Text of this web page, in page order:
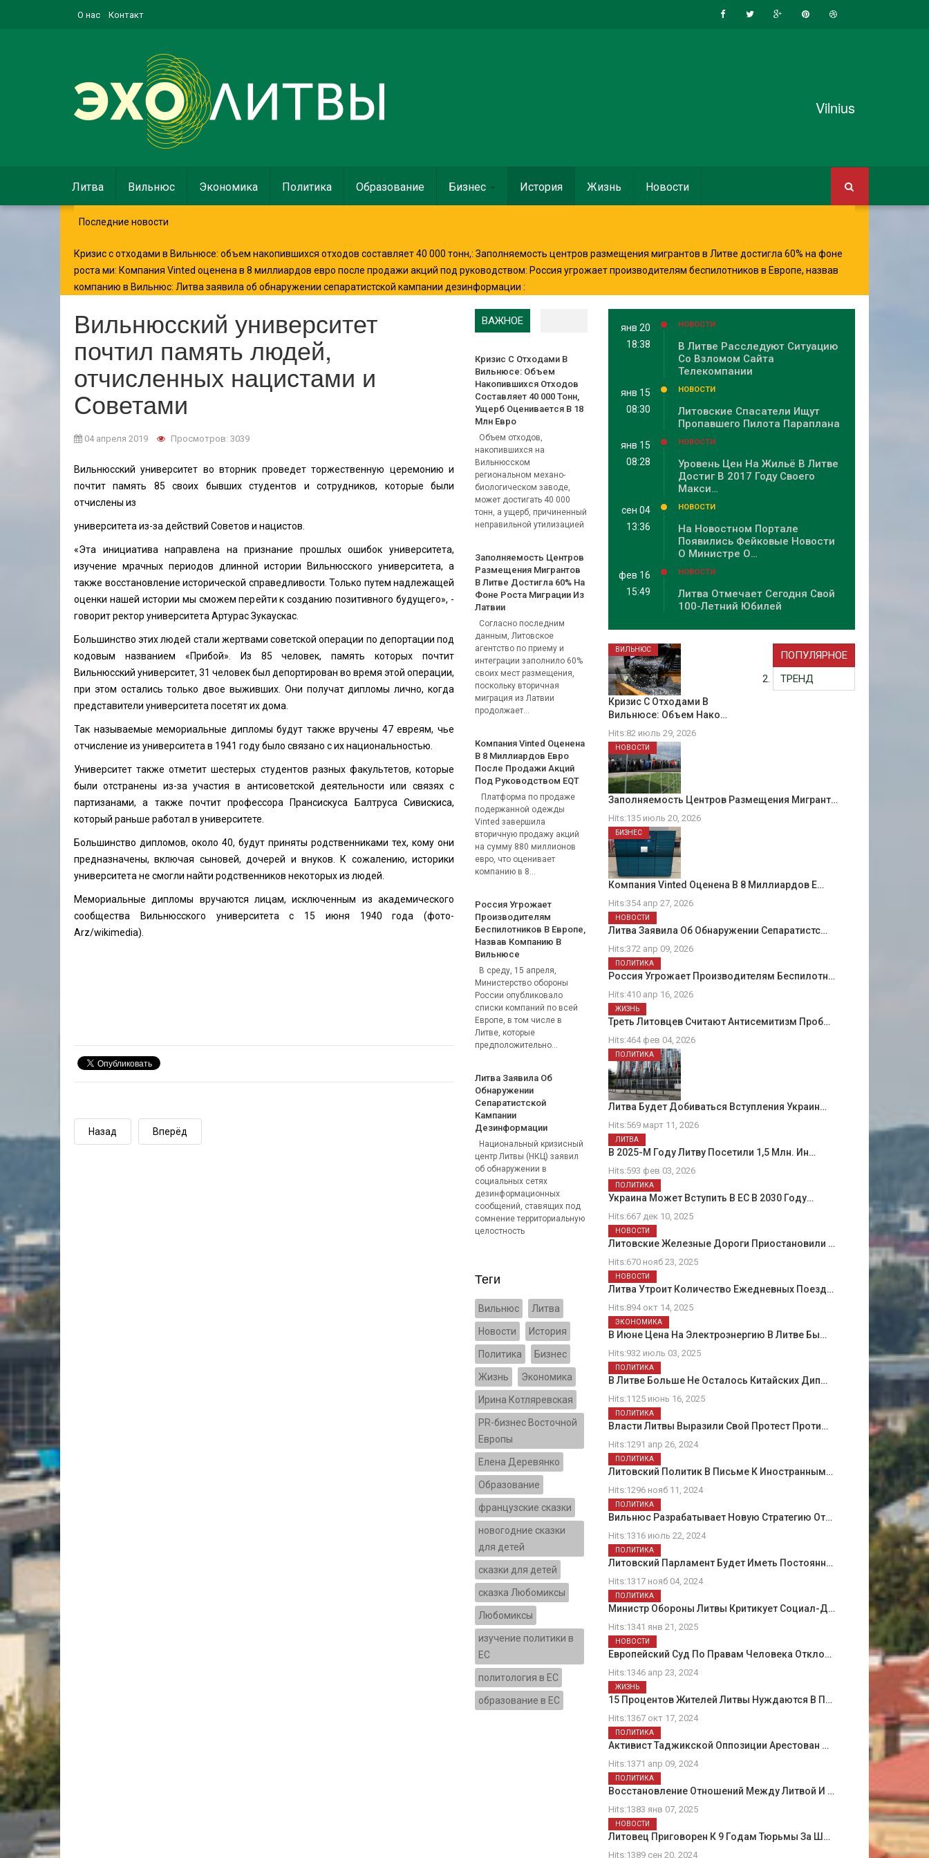
О нас Контакт
Vilnius
Литва Вильнюс Экономика Политика Образование Бизнес История Жизнь Новости
Последние новости
Кризис с отходами в Вильнюсе: объем накопившихся отходов составляет 40 000 тонн,: Заполняемость центров размещения мигрантов в Литве достигла 60% на фоне
роста ми: Компания Vinted оценена в 8 миллиардов евро после продажи акций под руководством: Россия угрожает производителям беспилотников в Европе, назвав
компанию в Вильнюс: Литва заявила об обнаружении сепаратистской кампании дезинформации :
Вильнюсский университет
почтил память людей,
отчисленных нацистами и
Советами
04 апреля 2019 Просмотров: 3039
Вильнюсский университет во вторник проведет торжественную церемонию и
почтит память 85 своих бывших студентов и сотрудников, которые были
отчислены из
университета из-за действий Советов и нацистов.
«Эта инициатива направлена на признание прошлых ошибок университета,
изучение мрачных периодов длинной истории Вильнюсского университета, а
также восстановление исторической справедливости. Только путем надлежащей
оценки нашей истории мы сможем перейти к созданию позитивного будущего», -
говорит ректор университета Артурас Зукаускас.
Большинство этих людей стали жертвами советской операции по депортации под
кодовым названием «Прибой». Из 85 человек, память которых почтит
Вильнюсский университет, 31 человек был депортирован во время этой операции,
при этом остались только двое выживших. Они получат дипломы лично, когда
представители университета посетят их дома.
Так называемые мемориальные дипломы будут также вручены 47 евреям, чье
отчисление из университета в 1941 году было связано с их национальностью.
Университет также отметит шестерых студентов разных факультетов, которые
были отстранены из-за участия в антисоветской деятельности или связях с
партизанами, а также почтит профессора Прансискуса Балтруса Сивискиса,
который раньше работал в университете.
Большинство дипломов, около 40, будут приняты родственниками тех, кому они
предназначены, включая сыновей, дочерей и внуков. К сожалению, историки
университета не смогли найти родственников некоторых из людей.
Мемориальные дипломы вручаются лицам, исключенным из академического
сообщества Вильнюсского университета с 15 июня 1940 года (фото-
Arz/wikimedia).
Назад Вперёд
ВАЖНОЕ
Кризис С Отходами В
Вильнюсе: Объем
Накопившихся Отходов
Составляет 40 000 Тонн,
Ущерб Оценивается В 18
Млн Евро
Объем отходов,
накопившихся на
Вильнюсском
региональном механо-
биологическом заводе,
может достигать 40 000
тонн, а ущерб, причиненный
неправильной утилизацией
Заполняемость Центров
Размещения Мигрантов
В Литве Достигла 60% На
Фоне Роста Миграции Из
Латвии
Согласно последним
данным, Литовское
агентство по приему и
интеграции заполнило 60%
своих мест размещения,
поскольку вторичная
миграция из Латвии
продолжает...
Компания Vinted Оценена
В 8 Миллиардов Евро
После Продажи Акций
Под Руководством EQT
Платформа по продаже
подержанной одежды
Vinted завершила
вторичную продажу акций
на сумму 880 миллионов
евро, что оценивает
компанию в 8...
Россия Угрожает
Производителям
Беспилотников В Европе,
Назвав Компанию В
Вильнюсе
В среду, 15 апреля,
Министерство обороны
России опубликовало
списки компаний по всей
Европе, в том числе в
Литве, которые
предположительно...
Литва Заявила Об
Обнаружении
Сепаратистской
Кампании
Дезинформации
Национальный кризисный
центр Литвы (НКЦ) заявил
об обнаружении в
социальных сетях
дезинформационных
сообщений, ставящих под
сомнение территориальную
целостность
Теги
Вильнюс Литва
Новости История
Политика Бизнес
Жизнь Экономика
Ирина Котляревская
PR-бизнес Восточной
Европы
Елена Деревянко
Образование
французские сказки
новогодние сказки
для детей
сказки для детей
сказка Любомиксы
Любомиксы
изучение политики в
ЕС
политология в ЕС
образование в ЕС
янв 20
18:38
НОВОСТИ
В Литве Расследуют Ситуацию
Со Взломом Сайта
Телекомпании
янв 15
08:30
НОВОСТИ
Литовские Спасатели Ищут
Пропавшего Пилота Параплана
янв 15
08:28
НОВОСТИ
Уровень Цен На Жильё В Литве
Достиг В 2017 Году Своего
Макси…
сен 04
13:36
НОВОСТИ
На Новостном Портале
Появились Фейковые Новости
О Министре О…
фев 16
15:49
НОВОСТИ
Литва Отмечает Сегодня Свой
100-Летний Юбилей
ПОПУЛЯРНОЕ
ТРЕНД
Кризис С Отходами В
Вильнюсе: Объем Нако…
Hits:82 июль 29, 2026
ВИЛЬНЮС
Заполняемость Центров Размещения Мигрант…
Hits:135 июль 20, 2026
НОВОСТИ
Компания Vinted Оценена В 8 Миллиардов Е…
Hits:354 апр 27, 2026
БИЗНЕС
Литва Заявила Об Обнаружении Сепаратистс…
Hits:372 апр 09, 2026
НОВОСТИ
Россия Угрожает Производителям Беспилотн…
Hits:410 апр 16, 2026
ПОЛИТИКА
Треть Литовцев Считают Антисемитизм Проб…
Hits:464 фев 04, 2026
ЖИЗНЬ
Литва Будет Добиваться Вступления Украин…
Hits:569 март 11, 2026
ПОЛИТИКА
В 2025-М Году Литву Посетили 1,5 Млн. Ин…
Hits:593 фев 03, 2026
ЛИТВА
Украина Может Вступить В ЕС В 2030 Году…
Hits:667 дек 10, 2025
ПОЛИТИКА
Литовские Железные Дороги Приостановили …
Hits:670 нояб 23, 2025
НОВОСТИ
Литва Утроит Количество Ежедневных Поезд…
Hits:894 окт 14, 2025
НОВОСТИ
В Июне Цена На Электроэнергию В Литве Бы…
Hits:932 июль 03, 2025
ЭКОНОМИКА
В Литве Больше Не Осталось Китайских Дип…
Hits:1125 июнь 16, 2025
ПОЛИТИКА
Власти Литвы Выразили Свой Протест Проти…
Hits:1291 апр 26, 2024
ПОЛИТИКА
Литовский Политик В Письме К Иностранным…
Hits:1296 нояб 11, 2024
ПОЛИТИКА
Вильнюс Разрабатывает Новую Стратегию От…
Hits:1316 июль 22, 2024
ПОЛИТИКА
Литовский Парламент Будет Иметь Постоянн…
Hits:1317 нояб 04, 2024
ПОЛИТИКА
Министр Обороны Литвы Критикует Социал-Д…
Hits:1341 янв 21, 2025
ПОЛИТИКА
Европейский Суд По Правам Человека Откло…
Hits:1346 апр 23, 2024
НОВОСТИ
15 Процентов Жителей Литвы Нуждаются В П…
Hits:1367 окт 17, 2024
ЖИЗНЬ
Активист Таджикской Оппозиции Арестован …
Hits:1371 апр 09, 2024
ПОЛИТИКА
Восстановление Отношений Между Литвой И …
Hits:1383 янв 07, 2025
ПОЛИТИКА
Литовец Приговорен К 9 Годам Тюрьмы За Ш…
Hits:1389 сен 20, 2024
НОВОСТИ